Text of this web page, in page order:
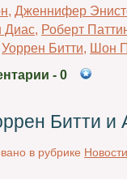
, Дженнифер
Диас, Роберт
Уоррен Битти, Шон
- 0
Битти и
в рубрике Новости